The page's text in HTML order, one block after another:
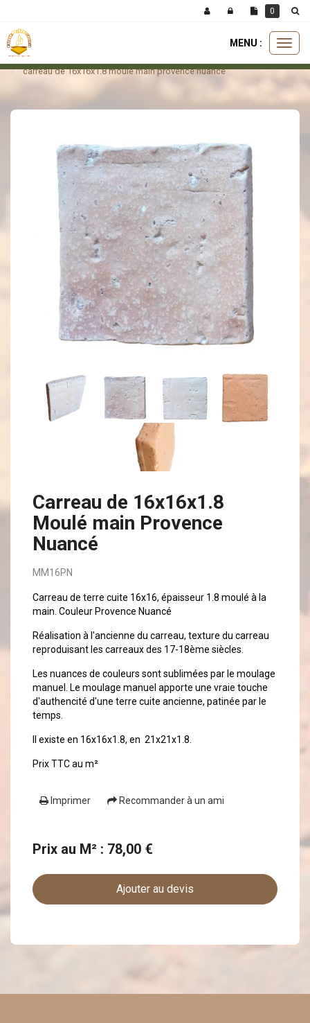
menu
MENU :
carreaux
carreau de 16x16x1.8 moulé main provence nuancé
Carreau de 16x16x1.8
Moulé main Provence
Nuancé
MM16PN
Carreau de terre cuite 16x16, épaisseur 1.8 moulé à la
main. Couleur Provence Nuancé
Réalisation à l'ancienne du carreau, texture du carreau
reproduisant les carreaux des 17-18ème siècles.
Les nuances de couleurs sont sublimées par le moulage
manuel. Le moulage manuel apporte une vraie touche
d'authencité d'une terre cuite ancienne, patinée par le
temps.
Il existe en 16x16x1.8, en 21x21x1.8.
Prix TTC au m²
Imprimer Recommander à un ami
Prix au M² : 78,00 €
Ajouter au devis
0